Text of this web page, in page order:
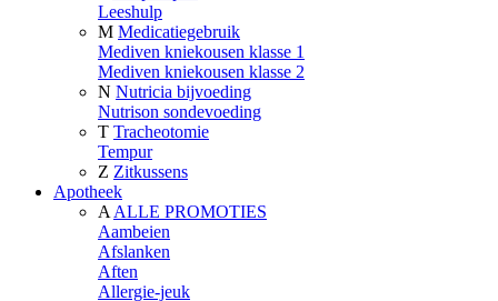
Leeshulp
M Medicatiegebruik
Mediven kniekousen klasse 1
Mediven kniekousen klasse 2
N Nutricia bijvoeding
Nutrison sondevoeding
T Tracheotomie
Tempur
Z Zitkussens
Apotheek
A ALLE PROMOTIES
Aambeien
Afslanken
Aften
Allergie-jeuk